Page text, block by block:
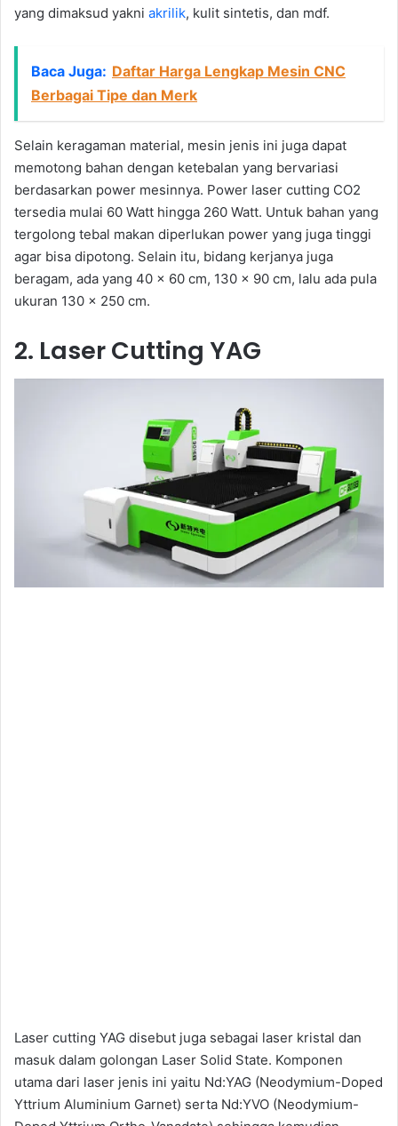
yang dimaksud yakni akrilik, kulit sintetis, dan mdf.
Baca Juga: Daftar Harga Lengkap Mesin CNC
Berbagai Tipe dan Merk
Selain keragaman material, mesin jenis ini juga dapat
memotong bahan dengan ketebalan yang bervariasi
berdasarkan power mesinnya. Power laser cutting CO2
tersedia mulai 60 Watt hingga 260 Watt. Untuk bahan yang
tergolong tebal makan diperlukan power yang juga tinggi
agar bisa dipotong. Selain itu, bidang kerjanya juga
beragam, ada yang 40 x 60 cm, 130 x 90 cm, lalu ada pula
ukuran 130 x 250 cm.
2. Laser Cutting YAG
Laser cutting YAG disebut juga sebagai laser kristal dan
masuk dalam golongan Laser Solid State. Komponen
utama dari laser jenis ini yaitu Nd:YAG (Neodymium-Doped
Yttrium Aluminium Garnet) serta Nd:YVO (Neodymium-